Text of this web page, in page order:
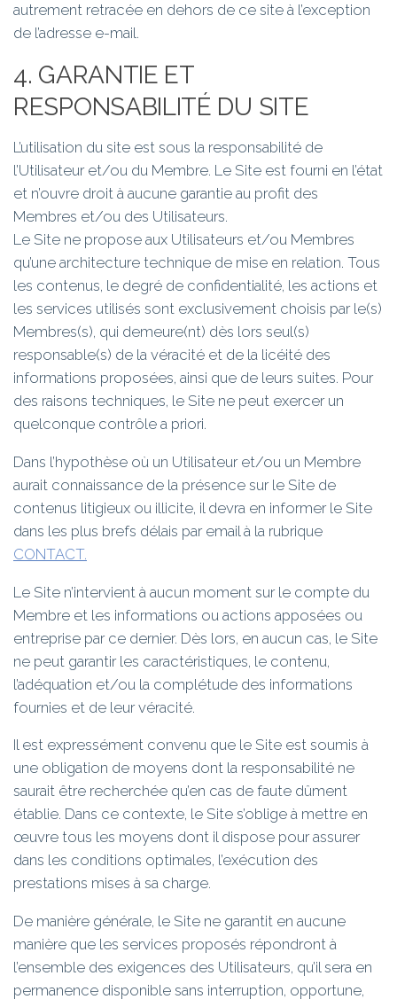
autrement retracée en dehors de ce site à l’exception
de l’adresse e-mail.
4. GARANTIE ET
RESPONSABILITÉ DU SITE
L’utilisation du site est sous la responsabilité de
l’Utilisateur et/ou du Membre. Le Site est fourni en l’état
et n’ouvre droit à aucune garantie au profit des
Membres et/ou des Utilisateurs.
Le Site ne propose aux Utilisateurs et/ou Membres
qu’une architecture technique de mise en relation. Tous
les contenus, le degré de confidentialité, les actions et
les services utilisés sont exclusivement choisis par le(s)
Membres(s), qui demeure(nt) dès lors seul(s)
responsable(s) de la véracité et de la licéité des
informations proposées, ainsi que de leurs suites. Pour
des raisons techniques, le Site ne peut exercer un
quelconque contrôle a priori.
Dans l’hypothèse où un Utilisateur et/ou un Membre
aurait connaissance de la présence sur le Site de
contenus litigieux ou illicite, il devra en informer le Site
dans les plus brefs délais par email à la rubrique
CONTACT.
Le Site n’intervient à aucun moment sur le compte du
Membre et les informations ou actions apposées ou
entreprise par ce dernier. Dès lors, en aucun cas, le Site
ne peut garantir les caractéristiques, le contenu,
l’adéquation et/ou la complétude des informations
fournies et de leur véracité.
Il est expressément convenu que le Site est soumis à
une obligation de moyens dont la responsabilité ne
saurait être recherchée qu’en cas de faute dûment
établie. Dans ce contexte, le Site s’oblige à mettre en
œuvre tous les moyens dont il dispose pour assurer
dans les conditions optimales, l’exécution des
prestations mises à sa charge.
De manière générale, le Site ne garantit en aucune
manière que les services proposés répondront à
l’ensemble des exigences des Utilisateurs, qu’il sera en
permanence disponible sans interruption, opportune,